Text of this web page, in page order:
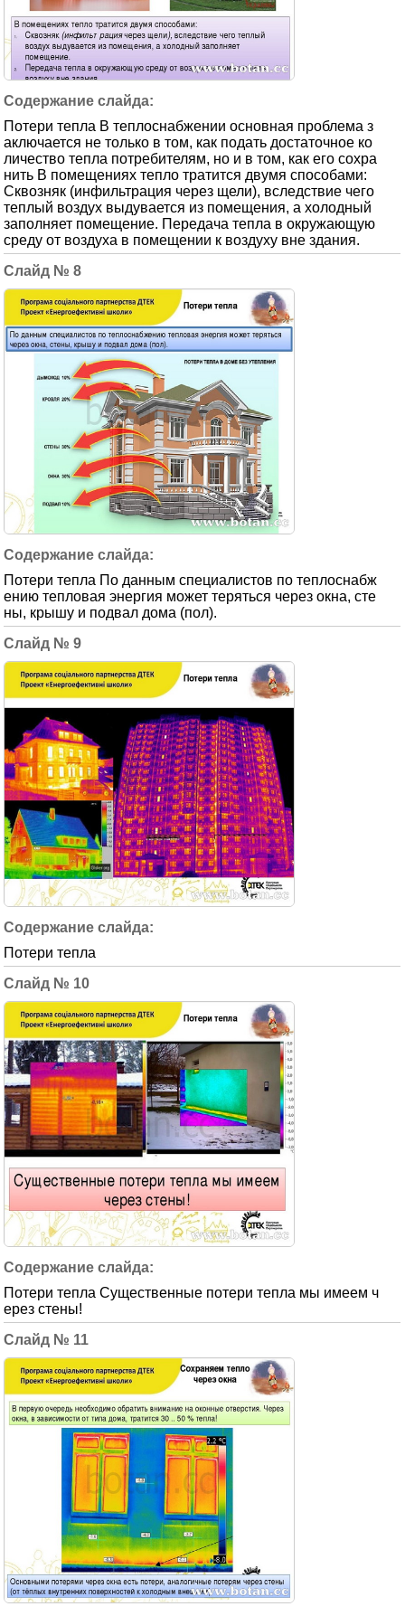
Потери тепла В теплоснабжении основная проблема з
аключается не только в том, как подать достаточное ко
личество тепла потребителям, но и в том, как его сохра
нить В помещениях тепло тратится двумя способами:
Сквозняк (инфильтрация через щели), вследствие чего
теплый воздух выдувается из помещения, а холодный
заполняет помещение. Передача тепла в окружающую
среду от воздуха в помещении к воздуху вне здания.
8
Потери тепла По данным специалистов по теплоснабж
ению тепловая энергия может теряться через окна, сте
ны, крышу и подвал дома (пол).
9
Потери тепла
10
Потери тепла Существенные потери тепла мы имеем ч
ерез стены!
11